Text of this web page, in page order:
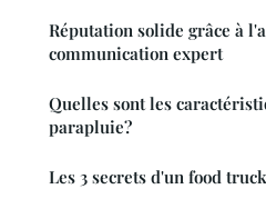
Réputation solide grâce à
communication expert
Quelles sont les
parapluie?
Les 3 secrets d'un food